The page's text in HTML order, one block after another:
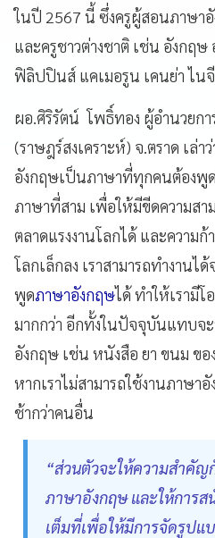
ในปี 2567 นี้ ซึ่งครูผู้สอนภาษา
และครูชาวต่างชาติ เช่น อังกฤษ
ฟิลิปปินส์ แคเมอรูน เคนย่า ไน
ผอ.ศิริรัตน์ โพธิ์ทอง ผู้อำนวยกา
(ราษฎร์สงเคราะห์) จ.ตราด เล่
อังกฤษเป็นภาษาที่ทุกคนต้องพูด
ภาษาที่สาม เพื่อให้มีขีดความสา
ตลาดแรงงานโลกได้ และความ
โลกเล็กลง เราสามารถทำงานไ
พูดภาษาอังกฤษได้ ทำให้เรามีโ
มากกว่า อีกทั้งในปัจจุบันแทบจ
อังกฤษ เช่น หนังสือ ยา ขนม ข
หากเราไม่สามารถใช้งานภาษา
ช้ากว่าคนอื่น
“ส่วนตัวจะให้ความสำคัญ
ภาษาอังกฤษ และให้การ
เต็มที่เพื่อให้มีการจัดรูปแ